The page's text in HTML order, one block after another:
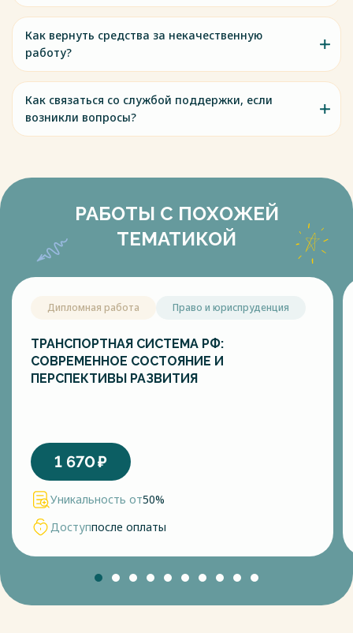
Как вернуть средства за некачественную
работу?
Как связаться со службой поддержки, если
возникли вопросы?
РАБОТЫ С ПОХОЖЕЙ
ТЕМАТИКОЙ
Дипломная работа Право и юриспруденция
ТРАНСПОРТНАЯ СИСТЕМА РФ:
СОВРЕМЕННОЕ СОСТОЯНИЕ И
ПЕРСПЕКТИВЫ РАЗВИТИЯ
1 670₽
Уникальность от50%
Доступпосле оплаты